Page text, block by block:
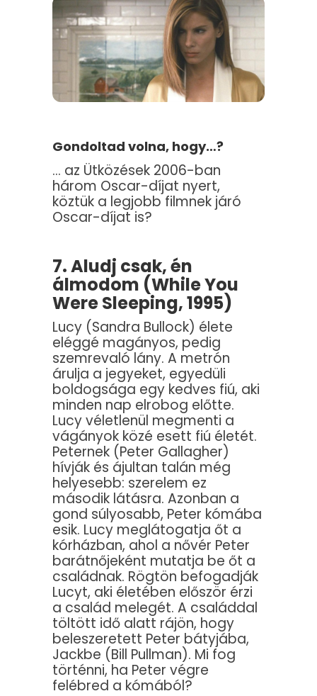
Gondoltad volna, hogy…?
… az Ütközések 2006-ban
három Oscar-díjat nyert,
köztük a legjobb filmnek járó
Oscar-díjat is?
7. Aludj csak, én
álmodom (While You
Were Sleeping, 1995)
Lucy (Sandra Bullock) élete
eléggé magányos, pedig
szemrevaló lány. A metrón
árulja a jegyeket, egyedüli
boldogsága egy kedves fiú, aki
minden nap elrobog előtte.
Lucy véletlenül megmenti a
vágányok közé esett fiú életét.
Peternek (Peter Gallagher)
hívják és ájultan talán még
helyesebb: szerelem ez
második látásra. Azonban a
gond súlyosabb, Peter kómába
esik. Lucy meglátogatja őt a
kórházban, ahol a nővér Peter
barátnőjeként mutatja be őt a
családnak. Rögtön befogadják
Lucyt, aki életében először érzi
a család melegét. A családdal
töltött idő alatt rájön, hogy
beleszeretett Peter bátyjába,
Jackbe (Bill Pullman). Mi fog
történni, ha Peter végre
felébred a kómából?